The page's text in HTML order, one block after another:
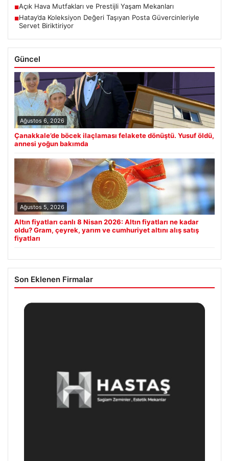
■Açık Hava Mutfakları ve Prestijli Yaşam Mekanları
■Hatay’da Koleksiyon Değeri Taşıyan Posta Güvercinleriyle
Servet Biriktiriyor
Güncel
Ağustos 6, 2026
Çanakkale’de böcek ilaçlaması felakete dönüştü. Yusuf öldü,
annesi yoğun bakımda
Ağustos 5, 2026
Altın fiyatları canlı 8 Nisan 2026: Altın fiyatları ne kadar
oldu? Gram, çeyrek, yarım ve cumhuriyet altını alış satış
fiyatları
Son Eklenen Firmalar